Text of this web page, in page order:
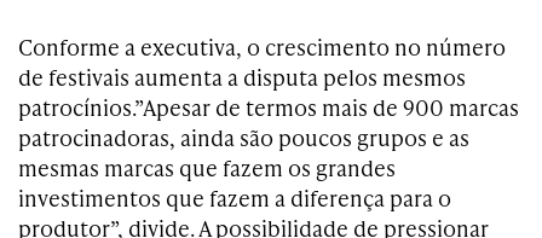
Conforme a executiva, o crescimento no número
de festivais aumenta a disputa pelos mesmos
patrocínios.”Apesar de termos mais de 900 marcas
patrocinadoras, ainda são poucos grupos e as
mesmas marcas que fazem os grandes
investimentos que fazem a diferença para o
produtor”, divide. A possibilidade de pressionar